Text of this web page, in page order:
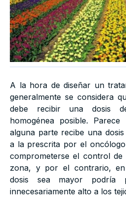
A la hora de diseñar un
generalmente se considera
debe recibir una dosis
homogénea posible.
alguna parte recibe una
a la prescrita por el
comprometerse el control
zona, y por el contrario,
dosis sea mayor podría
innecesariamente alto a los